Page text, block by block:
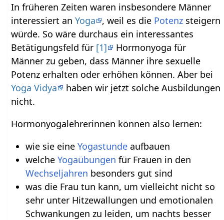
In früheren Zeiten waren insbesondere Männer
interessiert anYoga , weil es die Potenz steigern
würde. So wäre durchaus ein interessantes
Betätigungsfeld für [1]
Hormonyoga für
Männer zu geben, dass Männer ihre sexuelle
Potenz erhalten oder erhöhen können. Aber bei
Yoga Vidya
haben wir jetzt solche Ausbildungen
nicht.
Hormonyogalehrerinnen können also lernen:
wie sie eine Yogastundeaufbauen
welche Yogaübungen für Frauen in den
Wechseljahren besonders gut sind
was die Frau tun kann, um vielleicht nicht so
sehr unter Hitzewallungen und emotionalen
Schwankungen zu leiden, um nachts besser